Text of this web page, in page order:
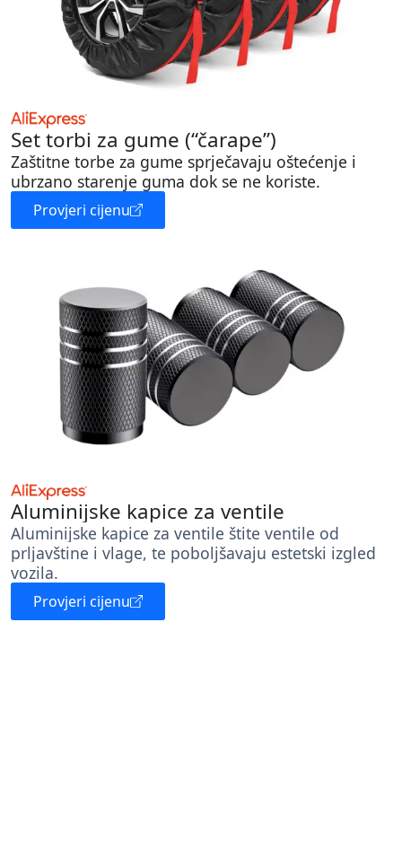
Set torbi za gume (“čarape”)
Zaštitne torbe za gume sprječavaju oštećenje i
ubrzano starenje guma dok se ne koriste.
Provjeri cijenu
Aluminijske kapice za ventile
Aluminijske kapice za ventile štite ventile od
prljavštine i vlage, te poboljšavaju estetski izgled
vozila.
Provjeri cijenu